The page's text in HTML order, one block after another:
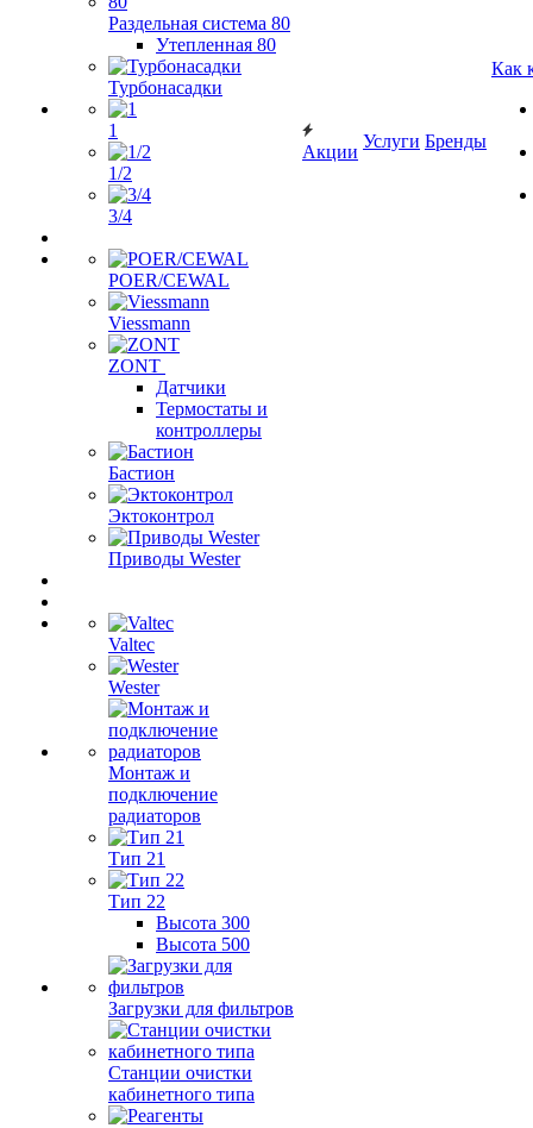
Раздельная система 80
Утепленная 80
Турбонасадки
1
1/2
3/4
POER/CEWAL
Viessmann
ZONT
Датчики
Термостаты и
контроллеры
Бастион
Эктоконтрол
Приводы Wester
Valtec
Wester
Монтаж и
подключение
радиаторов
Тип 21
Тип 22
Высота 300
Высота 500
Загрузки для фильтров
Станции очистки
кабинетного типа
Акции
Услуги Бренды
Как